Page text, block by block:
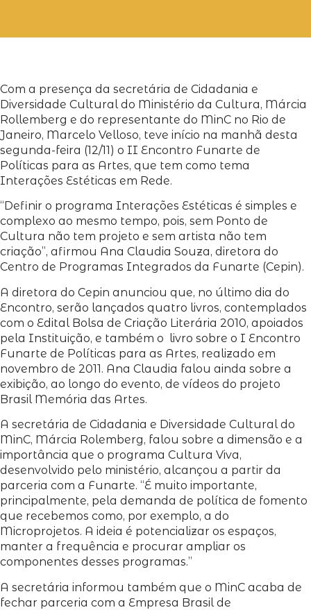
Com a presença da secretária de Cidadania e
Diversidade Cultural do Ministério da Cultura, Márcia
Rollemberg e do representante do MinC no Rio de
Janeiro, Marcelo Velloso, teve início na manhã desta
segunda-feira (12/11) o II Encontro Funarte de
Políticas para as Artes, que tem como tema
Interações Estéticas em Rede.
“Definir o programa Interações Estéticas é simples e
complexo ao mesmo tempo, pois, sem Ponto de
Cultura não tem projeto e sem artista não tem
criação”, afirmou Ana Claudia Souza, diretora do
Centro de Programas Integrados da Funarte (Cepin).
A diretora do Cepin anunciou que, no último dia do
Encontro, serão lançados quatro livros, contemplados
com o Edital Bolsa de Criação Literária 2010, apoiados
pela Instituição, e também o livro sobre o I Encontro
Funarte de Políticas para as Artes, realizado em
novembro de 2011. Ana Claudia falou ainda sobre a
exibição, ao longo do evento, de vídeos do projeto
Brasil Memória das Artes.
A secretária de Cidadania e Diversidade Cultural do
MinC, Márcia Rolemberg, falou sobre a dimensão e a
importância que o programa Cultura Viva,
desenvolvido pelo ministério, alcançou a partir da
parceria com a Funarte. “É muito importante,
principalmente, pela demanda de política de fomento
que recebemos como, por exemplo, a do
Microprojetos. A ideia é potencializar os espaços,
manter a frequência e procurar ampliar os
componentes desses programas.”
A secretária informou também que o MinC acaba de
fechar parceria com a Empresa Brasil de